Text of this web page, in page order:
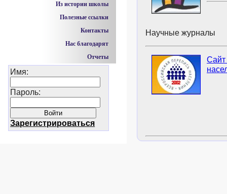
Научные журналы
Сайт
Из истории школы
Полезные ссылки
Контакты
Нас благодарят
Отчеты
Имя:
Пароль:
Зарегистрироваться